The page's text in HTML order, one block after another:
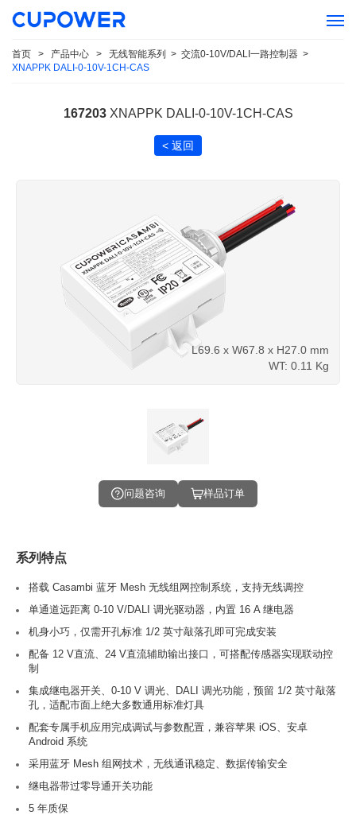
首页 > 产品中心 > 无线智能系列 > 交流0-10V/DALI一路控制器 >
XNAPPK DALI-0-10V-1CH-CAS
167203 XNAPPK DALI-0-10V-1CH-CAS
< 返回
L69.6 x W67.8 x H27.0 mm
WT: 0.11 Kg
问题咨询 样品订单
系列特点
搭载 Casambi 蓝牙 Mesh 无线组网控制系统，支持无线调控
单通道远距离 0-10 V/DALI 调光驱动器，内置 16 A 继电器
机身小巧，仅需开孔标准 1/2 英寸敲落孔即可完成安装
配备 12 V直流、24 V直流辅助输出接口，可搭配传感器实现联动控
制
集成继电器开关、0-10 V 调光、DALI 调光功能，预留 1/2 英寸敲落
孔，适配市面上绝大多数通用标准灯具
配套专属手机应用完成调试与参数配置，兼容苹果 iOS、安卓
Android 系统
采用蓝牙 Mesh 组网技术，无线通讯稳定、数据传输安全
继电器带过零导通开关功能
5 年质保